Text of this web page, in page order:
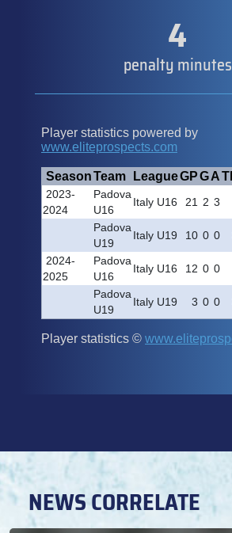
4
penalty minutes
NEWS CORRELATE